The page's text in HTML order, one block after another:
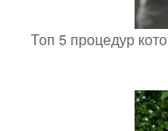
Топ 5 процедур